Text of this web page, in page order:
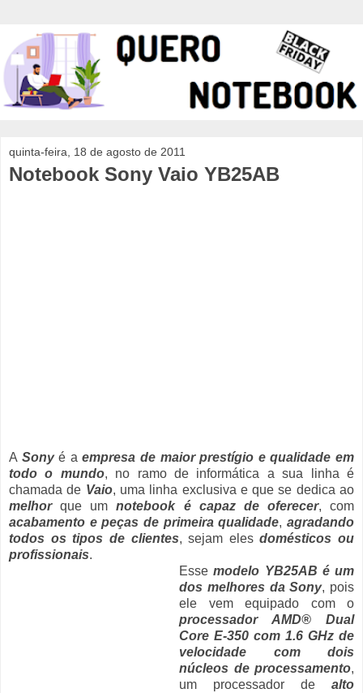
quinta-feira, 18 de agosto de 2011
Notebook Sony Vaio YB25AB
A Sonyé aempresa de maior prestígio e qualidade em
todo o mundo, no ramo de informática a sua linha é
chamada de Vaio, uma linha exclusiva e que se dedica ao
melhorque umnotebook é capaz de oferecer, com
acabamento e peças de primeira qualidade,agradando
todos os tipos de clientes, sejam elesdomésticos ou
profissionais.
Esse modelo YB25AB é um
dos melhores da Sony, pois
ele vem equipado com o
processador AMD® Dual
Core E-350 com 1.6 GHz de
velocidade com dois
núcleos de processamento,
um processador de alto